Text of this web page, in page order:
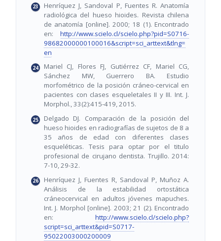
Henríquez J, Sandoval P, Fuentes R. Anatomía
radiológica del hueso hioides. Revista chilena
de anatomía [online]. 2000; 18 (1). Encontrado
en: http://www.scielo.cl/scielo.php?pid=S0716-
98682000000100016&script=sci_arttext&tlng=
en
Mariel CJ, Flores FJ, Gutiérrez CF, Mariel CG,
Sánchez MW, Guerrero BA. Estudio
morfométrico de la posición cráneo-cervical en
pacientes con clases esqueletales II y III. Int. J.
Morphol., 33(2):415-419, 2015.
Delgado DJ. Comparación de la posición del
hueso hioides en radiografías de sujetos de 8 a
35 años de edad con diferentes clases
esqueléticas. Tesis para optar por el titulo
profesional de cirujano dentista. Trujillo. 2014:
7-10, 29-32.
Henríquez J, Fuentes R, Sandoval P, Muñoz A.
Análisis de la estabilidad ortostática
cráneocervical en adultos jóvenes mapuches.
Int. J. Morphol [online]. 2003; 21 (2). Encontrado
en: http://www.scielo.cl/scielo.php?
script=sci_arttext&pid=S0717-
95022003000200009